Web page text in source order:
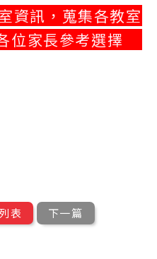
資訊，蒐集各教室
位家長參考選擇
表 下一篇